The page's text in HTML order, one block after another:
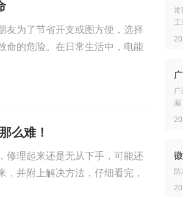
友为了节省开支或图方便，选择
命的危险。在日常生活中，电能
么难！
修理起来还是无从下手，可能还
并附上解决方法，仔细看完，
常
工
漏